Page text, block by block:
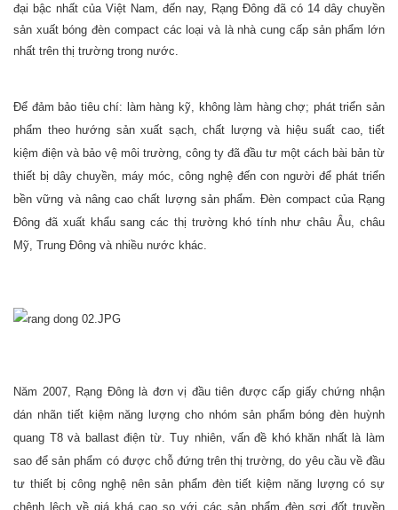
đại bậc nhất của Việt Nam, đến nay, Rạng Đông đã có 14 dây chuyền
sản xuất bóng đèn compact các loại và là nhà cung cấp sản phẩm lớn
nhất trên thị trường trong nước.
Để đảm bảo tiêu chí: làm hàng kỹ, không làm hàng chợ; phát triển sản
phẩm theo hướng sản xuất sạch, chất lượng và hiệu suất cao, tiết
kiệm điện và bảo vệ môi trường, công ty đã đầu tư một cách bài bản từ
thiết bị dây chuyền, máy móc, công nghệ đến con người để phát triển
bền vững và nâng cao chất lượng sản phẩm. Đèn compact của Rạng
Đông đã xuất khẩu sang các thị trường khó tính như châu Âu, châu
Mỹ, Trung Đông và nhiều nước khác.
Năm 2007, Rạng Đông là đơn vị đầu tiên được cấp giấy chứng nhận
dán nhãn tiết kiệm năng lượng cho nhóm sản phẩm bóng đèn huỳnh
quang T8 và ballast điện từ. Tuy nhiên, vấn đề khó khăn nhất là làm
sao để sản phẩm có được chỗ đứng trên thị trường, do yêu cầu về đầu
tư thiết bị công nghệ nên sản phẩm đèn tiết kiệm năng lượng có sự
chênh lệch về giá khá cao so với các sản phẩm đèn sợi đốt truyền